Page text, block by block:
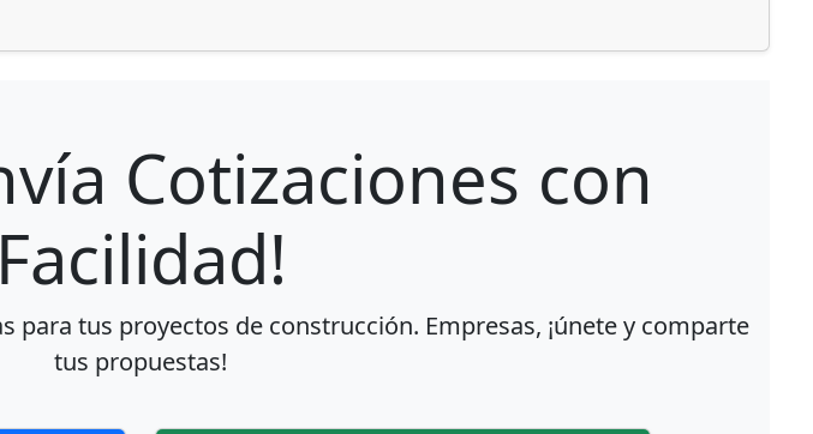
Cotizaciones con
Facilidad!
para tus proyectos de construcción. Empresas, ¡únete y comparte
tus propuestas!